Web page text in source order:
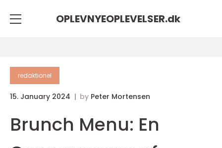
OPLEVNYEOPLEVELSER.dk
redaktionel
15. January 2024 by Peter Mortensen
Brunch Menu: En